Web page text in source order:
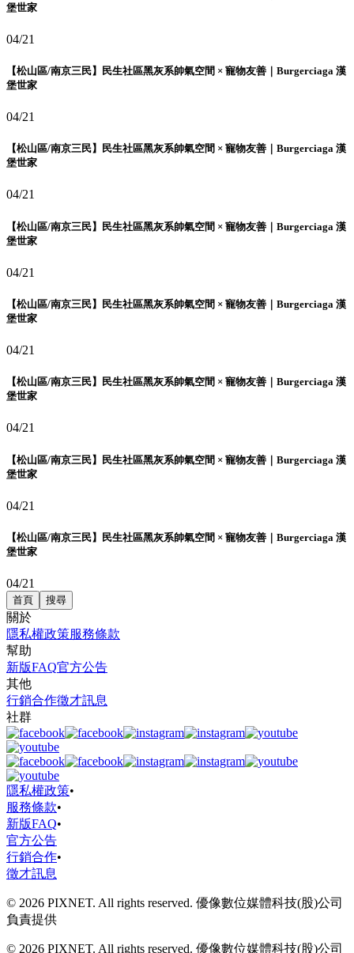
堡世家
04/21
【松山區/南京三民】民生社區黑灰系帥氣空間 × 寵物友善｜Burgerciaga 漢
堡世家
04/21
【松山區/南京三民】民生社區黑灰系帥氣空間 × 寵物友善｜Burgerciaga 漢
堡世家
04/21
【松山區/南京三民】民生社區黑灰系帥氣空間 × 寵物友善｜Burgerciaga 漢
堡世家
04/21
【松山區/南京三民】民生社區黑灰系帥氣空間 × 寵物友善｜Burgerciaga 漢
堡世家
04/21
【松山區/南京三民】民生社區黑灰系帥氣空間 × 寵物友善｜Burgerciaga 漢
堡世家
04/21
【松山區/南京三民】民生社區黑灰系帥氣空間 × 寵物友善｜Burgerciaga 漢
堡世家
04/21
【松山區/南京三民】民生社區黑灰系帥氣空間 × 寵物友善｜Burgerciaga 漢
堡世家
04/21
首頁 搜尋
關於
隱私權政策服務條款
幫助
新版FAQ官方公告
其他
行銷合作徵才訊息
社群
隱私權政策•
服務條款•
新版FAQ•
官方公告
行銷合作•
徵才訊息
© 2026 PIXNET. All rights reserved. 優像數位媒體科技(股)公司
負責提供
© 2026 PIXNET. All rights reserved. 優像數位媒體科技(股)公司